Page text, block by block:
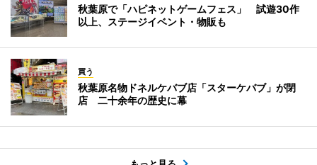
秋葉原で「ハピネットゲームフェス」 試遊30作
以上、ステージイベント・物販も
買う
秋葉原名物ドネルケバブ店「スターケバブ」が閉
店 二十余年の歴史に幕